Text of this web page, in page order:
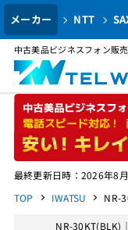
メーカー NTT
中古美品ビジネスフォン販
最終更新日時：2026年8
TOP
IWATSU NR-
NR-30KT(BLK)